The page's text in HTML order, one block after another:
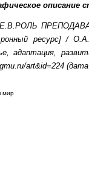
описание
Е.В.РОЛЬ
ресурс] /
адаптация,
art&id=224
мир